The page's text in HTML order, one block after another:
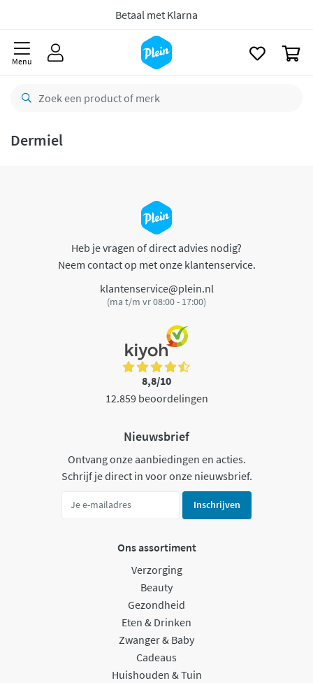
Betaal met Klarna
Menu
Dermiel
Heb je vragen of direct advies nodig?
Neem contact op met onze klantenservice.
klantenservice@plein.nl
(ma t/m vr 08:00 - 17:00)
8,8/10
12.859 beoordelingen
Nieuwsbrief
Ontvang onze aanbiedingen en acties.
Schrijf je direct in voor onze nieuwsbrief.
Inschrijven
Ons assortiment
Verzorging
Beauty
Gezondheid
Eten & Drinken
Zwanger & Baby
Cadeaus
Huishouden & Tuin